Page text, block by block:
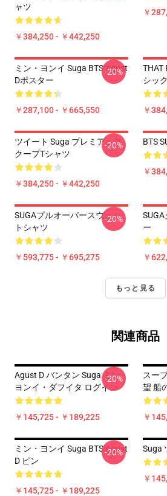
ャツ
￥384,250 - ￥442,250
￥
ミン・ヨンイ Suga BTS Agust
Dポスター
￥287,100 - ￥665,550
-20%
THAT
シッ
￥
ツイート Suga プレミアムス
クープTシャツ
￥384,250 - ￥442,250
-20% BTS
￥
SUGAプルオーバースウェッ
トシャツ
￥593,775 - ￥695,275
-20%
ー
￥
もっと見る
関連商品
Agust D バンタン Suga ミン・
ヨンイ・ダフイタ ログイン
￥145,725 - ￥189,225
-20%
スー
望 船
￥
ミン・ヨンイ Suga BTS Agust
D ピン
￥145,725 - ￥189,225
-20% Suga
￥